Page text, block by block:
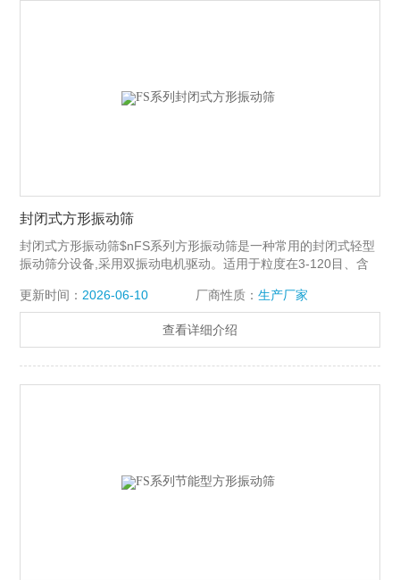
封闭式方形振动筛
封闭式方形振动筛$nFS系列方形振动筛是一种常用的封闭式轻型
振动筛分设备,采用双振动电机驱动。适用于粒度在3-120目、含
不大于10mm。
更新时间： 2026-06-10 厂商性质： 生产厂家
查看详细介绍